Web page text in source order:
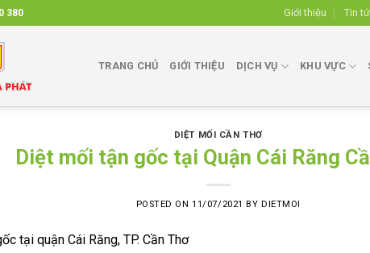
380 Giới thiệu Tin
TRANG CHỦ GIỚI THIỆU DỊCH VỤ KHU VỰC
DIỆT MỐI CẦN THƠ
Diệt mối tận gốc tại Quận Cái Răng
POSTED ON11/07/2021 BYDIETMOI